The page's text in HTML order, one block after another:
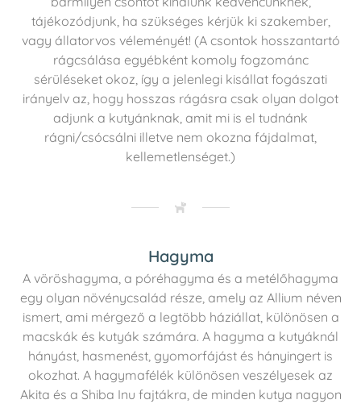
tájékozódjunk, ha szükséges kérjük ki szakember,
vagy állatorvos véleményét! (A csontok hosszantartó
rágcsálása egyébként komoly fogzománc
sérüléseket okoz, így a jelenlegi kisállat fogászati
irányelv az, hogy hosszas rágásra csak olyan dolgot
adjunk a kutyánknak, amit mi is el tudnánk
rágni/csócsálni illetve nem okozna fájdalmat,
kellemetlenséget.)
Hagyma
A vöröshagyma, a póréhagyma és a metélőhagyma
egy olyan növénycsalád része, amely az Allium néven
ismert, ami mérgező a legtöbb háziállat, különösen a
macskák és kutyák számára. A hagyma a kutyáknál
hányást, hasmenést, gyomorfájást és hányingert is
okozhat. A hagymafélék különösen veszélyesek az
Akita és a Shiba Inu fajtákra, de minden kutya nagyon